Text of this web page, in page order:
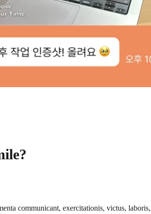
communicant, exercitationis, victus,